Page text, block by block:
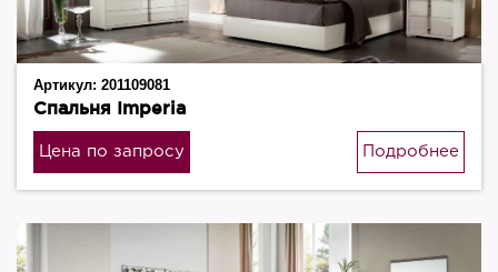
Артикул: 201109081
Спальня Imperia
Цена по запросу Подробнее